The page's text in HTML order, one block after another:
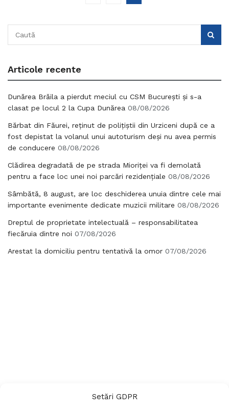
Setări GDPR
Articole recente
Dunărea Brăila a pierdut meciul cu CSM București și s-a
clasat pe locul 2 la Cupa Dunărea 08/08/2026
Bărbat din Făurei, reținut de polițiștii din Urziceni după ce a
fost depistat la volanul unui autoturism deși nu avea permis
de conducere 08/08/2026
Clădirea degradată de pe strada Mioriței va fi demolată
pentru a face loc unei noi parcări rezidențiale 08/08/2026
Sâmbătă, 8 august, are loc deschiderea unuia dintre cele mai
importante evenimente dedicate muzicii militare 08/08/2026
Dreptul de proprietate intelectuală – responsabilitatea
fiecăruia dintre noi 07/08/2026
Arestat la domiciliu pentru tentativă la omor 07/08/2026